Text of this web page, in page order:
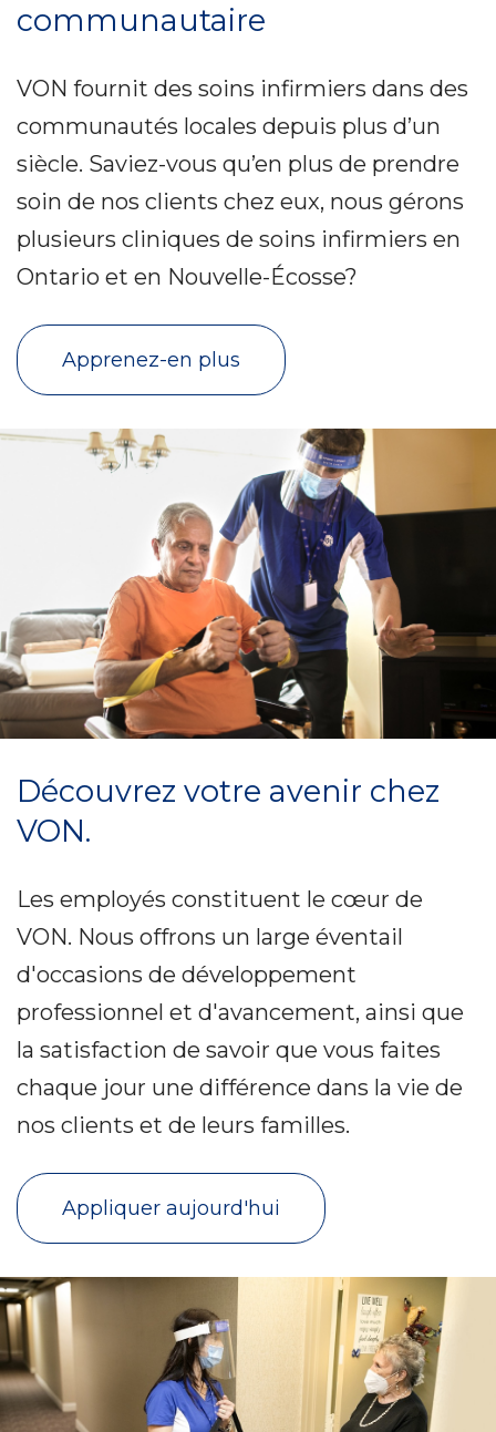
communautaire
VON fournit des soins infirmiers dans des
communautés locales depuis plus d’un
siècle. Saviez-vous qu’en plus de prendre
soin de nos clients chez eux, nous gérons
plusieurs cliniques de soins infirmiers en
Ontario et en Nouvelle-Écosse?
Apprenez-en plus
Découvrez votre avenir chez
VON.
Les employés constituent le cœur de
VON. Nous offrons un large éventail
d'occasions de développement
professionnel et d'avancement, ainsi que
la satisfaction de savoir que vous faites
chaque jour une différence dans la vie de
nos clients et de leurs familles.
Appliquer aujourd'hui